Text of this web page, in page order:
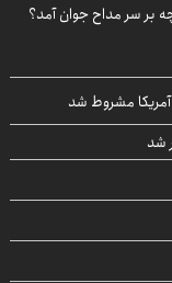
آمریکا مشروط شد
شد